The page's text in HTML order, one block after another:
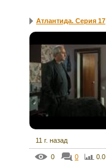
Атлантида. Серия 17
11 г. назад
0 0 0.0